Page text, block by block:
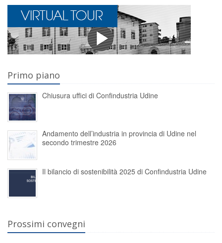
Primo piano
Chiusura uffici di Confindustria Udine
Andamento dell’industria in provincia di Udine nel
secondo trimestre 2026
Il bilancio di sostenibilità 2025 di Confindustria Udine
Prossimi convegni